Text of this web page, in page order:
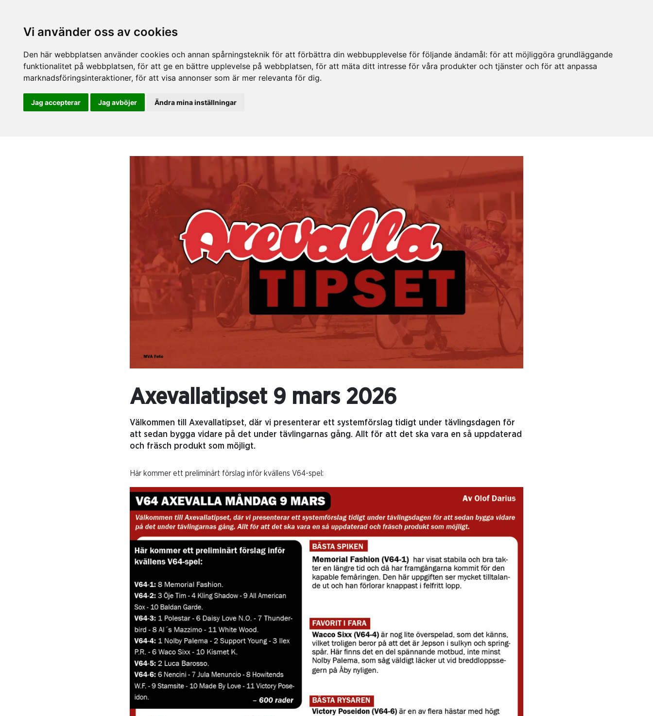
Vi använder oss av cookies
Den här webbplatsen använder cookies och annan spårningsteknik för att förbättra din webbupplevelse för följande ändamål: för att möjliggöra grundläggande
funktionalitet på webbplatsen, för att ge en bättre upplevelse på webbplatsen, för att mäta ditt intresse för våra produkter och tjänster och för att anpassa
marknadsföringsinteraktioner, för att visa annonser som är mer relevanta för dig.
Jag accepterar Jag avböjer Ändra mina inställningar
Axevallatipset 9 mars 2026
Välkommen till Axevallatipset, där vi presenterar ett systemförslag tidigt under tävlingsdagen för
att sedan bygga vidare på det under tävlingarnas gång. Allt för att det ska vara en så uppdaterad
och fräsch produkt som möjligt.
Här kommer ett preliminärt förslag inför kvällens V64-spel: